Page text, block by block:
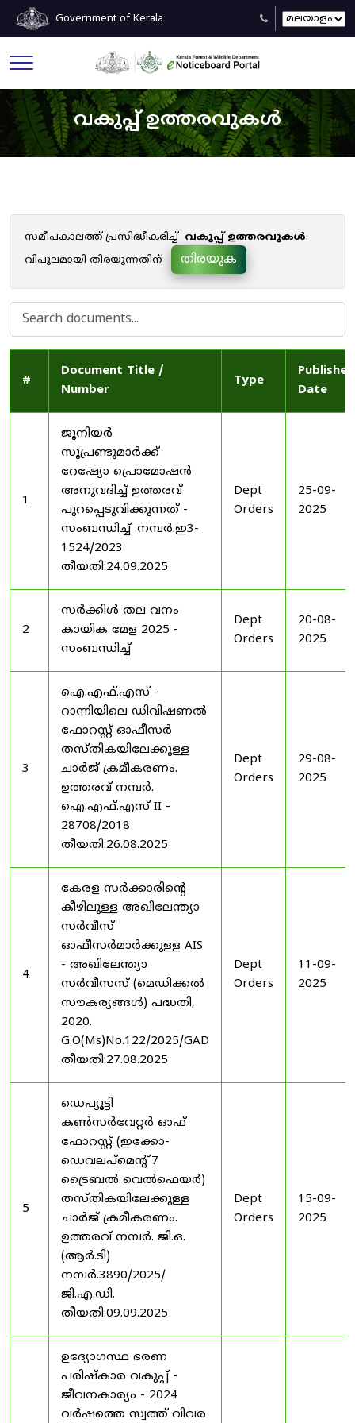
Government of Kerala
വകുപ്പ് ഉത്തരവുകൾ
സമീപകാലത്ത് പ്രസിദ്ധീകരിച്ച് വകുപ്പ് ഉത്തരവുകൾ.
വിപുലമായി തിരയുന്നതിന്
തിരയുക
#
Document Title /
Number
Type
Published
Date
1
ജൂനിയർ
സൂപ്രണ്ടുമാർക്ക്
റേഷ്യോ പ്രൊമോഷൻ
അനുവദിച്ച് ഉത്തരവ്
പുറപ്പെടുവിക്കുന്നത് -
സംബന്ധിച്ച് .നമ്പർ.ഇ3-
1524/2023
തീയതി:24.09.2025
Dept
Orders
25-09-
2025
2
സർക്കിൾ തല വനം
കായിക മേള 2025 -
സംബന്ധിച്ച്
Dept
Orders
20-08-
2025
3
ഐ.എഫ്.എസ് -
റാന്നിയിലെ ഡിവിഷണൽ
ഫോറസ്റ്റ് ഓഫീസർ
തസ്തികയിലേക്കുള്ള
ചാർജ് ക്രമീകരണം.
ഉത്തരവ് നമ്പർ.
ഐ.എഫ്.എസ് II -
28708/2018
തീയതി:26.08.2025
Dept
Orders
29-08-
2025
4
കേരള സർക്കാരിന്റെ
കീഴിലുള്ള അഖിലേന്ത്യാ
സർവീസ്
ഓഫീസർമാർക്കുള്ള AIS
- അഖിലേന്ത്യാ
സർവീസസ് (മെഡിക്കൽ
സൗകര്യങ്ങൾ) പദ്ധതി,
2020.
G.O(Ms)No.122/2025/GAD
തീയതി:27.08.2025
Dept
Orders
11-09-
2025
5
ഡെപ്യൂട്ടി
കൺസർവേറ്റർ ഓഫ്
ഫോറസ്റ്റ് (ഇക്കോ-
ഡെവലപ്മെന്റ് 7
ട്രൈബൽ വെൽഫെയർ)
തസ്തികയിലേക്കുള്ള
ചാർജ് ക്രമീകരണം.
ഉത്തരവ് നമ്പർ. ജി.ഒ.
(ആർ.ടി)
നമ്പർ.3890/2025/
ജി.എ.ഡി.
തീയതി:09.09.2025
Dept
Orders
15-09-
2025
ഉദ്യോഗസ്ഥ ഭരണ
പരിഷ്കാര വകുപ്പ് -
ജീവനകാര്യം - 2024
വർഷത്തെ സ്വത്ത് വിവര